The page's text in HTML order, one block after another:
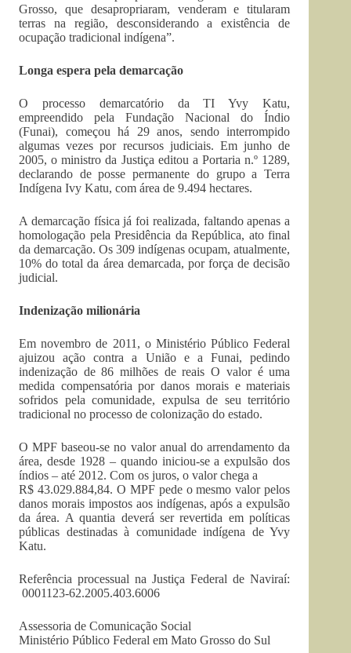
Grosso, que desapropriaram, venderam e titularam
terras na região, desconsiderando a existência de
ocupação tradicional indígena”.
Longa espera pela demarcação
O processo demarcatório da TI Yvy Katu,
empreendido pela Fundação Nacional do Índio
(Funai), começou há 29 anos, sendo interrompido
algumas vezes por recursos judiciais. Em junho de
2005, o ministro da Justiça editou a Portaria n.º 1289,
declarando de posse permanente do grupo a Terra
Indígena Ivy Katu, com área de 9.494 hectares.
A demarcação física já foi realizada, faltando apenas a
homologação pela Presidência da República, ato final
da demarcação. Os 309 indígenas ocupam, atualmente,
10% do total da área demarcada, por força de decisão
judicial.
Indenização milionária
Em novembro de 2011, o Ministério Público Federal
ajuizou ação contra a União e a Funai, pedindo
indenização de 86 milhões de reais O valor é uma
medida compensatória por danos morais e materiais
sofridos pela comunidade, expulsa de seu território
tradicional no processo de colonização do estado.
O MPF baseou-se no valor anual do arrendamento da
área, desde 1928 – quando iniciou-se a expulsão dos
índios – até 2012. Com os juros, o valor chega a
R$ 43.029.884,84. O MPF pede o mesmo valor pelos
danos morais impostos aos indígenas, após a expulsão
da área. A quantia deverá ser revertida em políticas
públicas destinadas à comunidade indígena de Yvy
Katu.
Referência processual na Justiça Federal de Naviraí:
0001123-62.2005.403.6006
Assessoria de Comunicação Social
Ministério Público Federal em Mato Grosso do Sul